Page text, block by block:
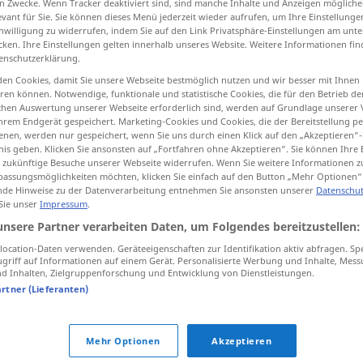
ausgelassen, wild
riotous
12
riotous conduct
Zwecke. Wenn Tracker deaktiviert sind, sind manche Inhalte und Anzeigen
für Sie. Sie können dieses Menü jederzeit wieder aufrufen, um Ihre
zu widerrufen, indem Sie auf den Link Privatsphäre-Einstellungen am
Ihre Einstellungen gelten innerhalb unseres Website. Weitere Informationen
Cookies, damit Sie unsere Webseite bestmöglich nutzen und wir besser mit Ihnen
können. Notwendige, funktionale und statistische Cookies, die für den Betrieb
Auswertung unserer Webseite erforderlich sind, werden auf Grundlage unserer
Endgerät gespeichert. Marketing-Cookies und Cookies, die der Bereitstellung
werden nur gespeichert, wenn Sie uns durch einen Klick auf den
geben. Klicken Sie ansonsten auf „Fortfahren ohne Akzeptieren“. Sie können Ihre
Besuche unserer Webseite widerrufen. Wenn Sie weitere Informationen
möchten, klicken Sie einfach auf den Button „Mehr Optionen“.
Hinweise zu der Datenverarbeitung entnehmen Sie ansonsten unserer
unser Impressum.
Partner verarbeiten Daten, um Folgendes bereitzustellen:
Daten verwenden. Geräteeigenschaften zur Identifikation aktiv abfragen.
auf Informationen auf einem Gerät. Personalisierte Werbung und Inhalte,
Inhalten, Zielgruppenforschung und Entwicklung von Dienstleistungen.
(Lieferanten)
Mehr Optionen Akzeptieren